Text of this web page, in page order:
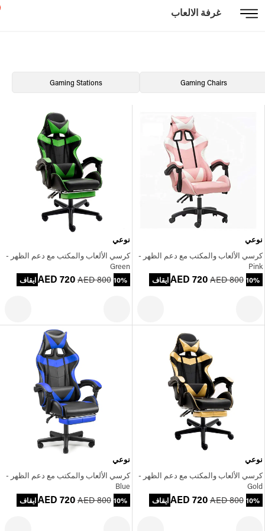
غرفة الالعاب
Gaming Chairs
Gaming Stations
نوعي
كرسي الألعاب والمكتب مع دعم الظهر -
Pink
AED 720 AED 800 10% ايقاف
نوعي
كرسي الألعاب والمكتب مع دعم الظهر -
Green
AED 720 AED 800 10% ايقاف
نوعي
كرسي الألعاب والمكتب مع دعم الظهر -
Gold
AED 720 AED 800 10% ايقاف
نوعي
كرسي الألعاب والمكتب مع دعم الظهر -
Blue
AED 720 AED 800 10% ايقاف